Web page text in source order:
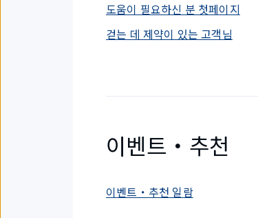
도움이 필요하신 분 첫페이지
걷는 데 제약이 있는 고객님
이벤트・추천
이벤트・추천 일람